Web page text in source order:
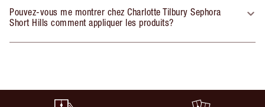
Pouvez-vous me montrer chez Charlotte Tilbury Sephora
Short Hills comment appliquer les produits?